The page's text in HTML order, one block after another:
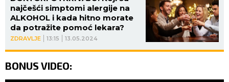
ZDRAVLJE 13:15 13.05.2024
najčešći simptomi alergije na
ALKOHOL i kada hitno morate
da potražite pomoć lekara?
BONUS VIDEO: